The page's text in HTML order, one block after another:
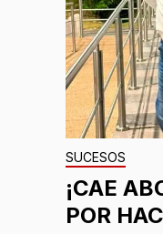
SUCESOS
¡CAE
POR